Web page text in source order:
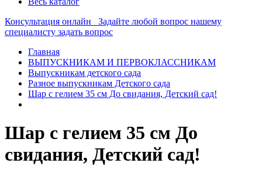
Консультация онлайн
Задайте любой вопрос нашему
специалисту задать вопрос
Главная
ВЫПУСКНИКАМ И ПЕРВОКЛАССНИКАМ
Выпускникам детского сада
Разное выпускникам Детского сада
Шар с гелием 35 см До свидания, Детский сад!
Шар с гелием 35 см До
свидания, Детский сад!